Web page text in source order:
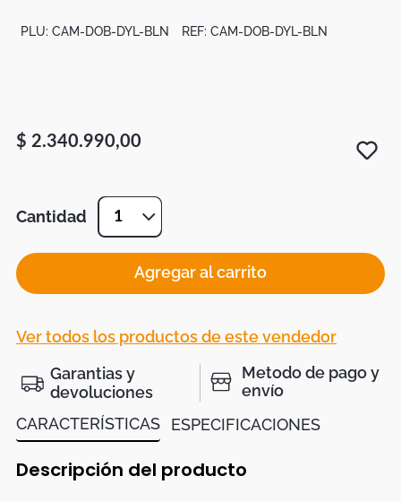
PLU: CAM-DOB-DYL-BLN REF: CAM-DOB-DYL-BLN
$ 2.340.990,00
Cantidad 1
Agregar al carrito
Ver todos los productos de este vendedor
Garantias y
devoluciones
Metodo de pago y
envío
CARACTERÍSTICAS
ESPECIFICACIONES
Descripción del producto